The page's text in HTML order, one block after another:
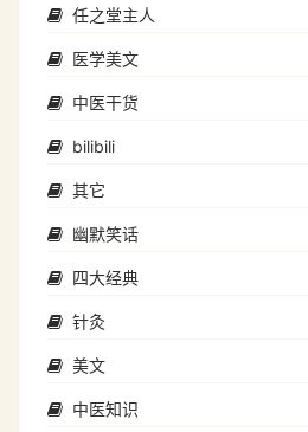
任之堂主人
医学美文
中医干货
bilibili
其它
幽默笑话
四大经典
针灸
美文
中医知识